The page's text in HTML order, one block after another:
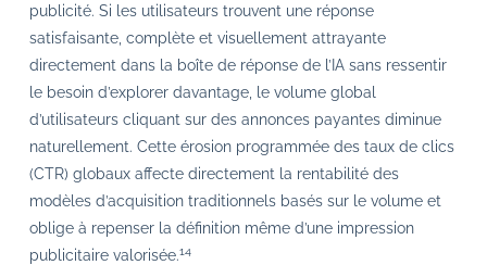
publicité. Si les utilisateurs trouvent une réponse
satisfaisante, complète et visuellement attrayante
directement dans la boîte de réponse de l’IA sans ressentir
le besoin d’explorer davantage, le volume global
d’utilisateurs cliquant sur des annonces payantes diminue
naturellement. Cette érosion programmée des taux de clics
(CTR) globaux affecte directement la rentabilité des
modèles d’acquisition traditionnels basés sur le volume et
oblige à repenser la définition même d’une impression
publicitaire valorisée.14